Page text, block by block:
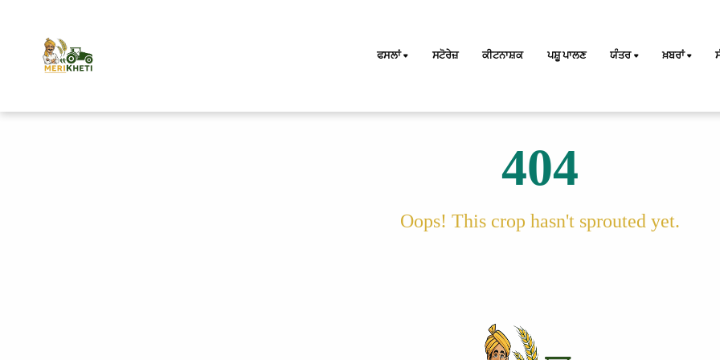
ਫਸਲਾਂ ਸਟੋਰੇਜ਼ ਕੀਟਨਾਸ਼ਕ ਪਸ਼ੂ ਪਾਲਣ ਯੰਤਰ ਖ਼ਬਰਾਂ
404
Oops! This crop hasn't sprouted yet.